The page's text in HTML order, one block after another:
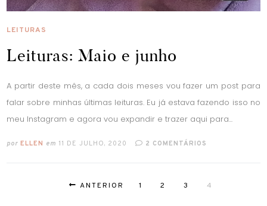
LEITURAS
Leituras: Maio e junho
A partir deste mês, a cada dois meses vou fazer um post para
falar sobre minhas últimas leituras. Eu já estava fazendo isso no
meu Instagram e agora vou expandir e trazer aqui para...
por ELLEN em 11 DE JULHO, 2020 2 COMENTÁRIOS
ANTERIOR 1 2 3 4